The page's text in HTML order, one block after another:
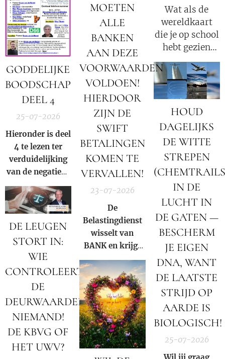
hun satanische
geloof:
"Nederland is
een republiek
waarin één en
dezelfde familie
altijd de
levert".
Wat als de
wereldkaart
die je op school
hebt gezien
slechts een
klein fragment
van de
waarheid was?
GODDELIJKE
BOODSCHAP
DEEL 4
25-07-2026
Hieronder is deel
4 te lezen ter
verduidelijking
van de negatieve
rol en
samenzwering in
woord en beeld
van de Rooms-
binnen onze
huidige
samenleving.
HOUD
DAGELIJKS
DE WITTE
STREPEN
IN DE
LUCHT IN
DE GATEN —
BESCHERM
JE EIGEN
DNA, WANT
DE LAATSTE
STRIJD OP
AARDE IS
BIOLOGISCH!
25-07-2026
DE LEUGEN
STORT IN:
WIE
CONTROLEERT
DE
DEURWAARDER?
NIEMAND!
DE KBVG OF
HET UWV?
MOETEN
ALLE
BANKEN
AAN DEZE
VOORWAARDEN
VOLDOEN!
HIERDOOR
ZIJN DE
SWIFT
BETALINGEN
KOMEN TE
VERVALLEN!
23-07-2026
De
Belastingdienst
wisselt van
BANK en krijgt
NIEUW
rekeningnummer
bij de
RABOBANK, (de
bank met de
reeds bewezen
hypotheek
fraude!).